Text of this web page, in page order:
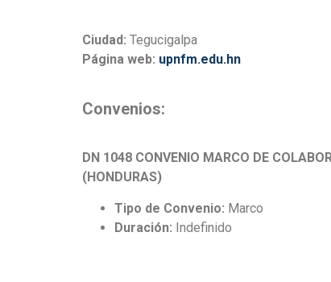
Ciudad: Tegucigalpa
Página web: upnfm.edu.hn
Convenios:
DN 1048 CONVENIO MARCO DE
(HONDURAS)
Tipo de Convenio: Marco
Duración: Indefinido